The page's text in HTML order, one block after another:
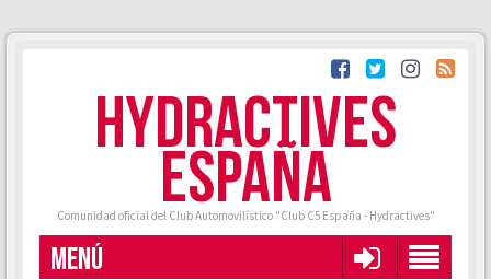
HYDRACTIVES
ESPAÑA
Comunidad oficial del Club Automovilístico "Club C5 España - Hydractives"
MENÚ